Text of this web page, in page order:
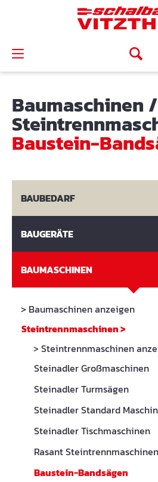
Baumaschinen /
Baustein-
BAUBEDARF
BAUGERÄTE
BAUMASCHINEN
> Baumaschinen anzeigen
Steintrennmaschinen>
> Steintrennmaschinen
Steinadler Großmaschinen
Steinadler Turmsägen
Steinadler Standard
Steinadler Tischmaschinen
Rasant Steintrennmaschinen
Baustein-Bandsägen